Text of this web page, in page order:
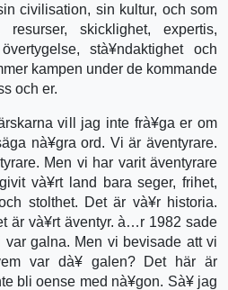
civilisation, sin kultur, och som
skicklighet, expertis,
stà¥ndaktighet och
kampen under de kommande
och er.
vill jag inte frà¥ga er om
nà¥gra ord. Vi är äventyrare.
Men vi har varit äventyrare
và¥rt land bara seger, frihet,
stolthet. Det är và¥r historia.
är và¥rt äventyr. à…r 1982 sade
galna. Men vi bevisade att vi
var dà¥ galen? Det här är
bli oense med nà¥gon. Sà¥ jag